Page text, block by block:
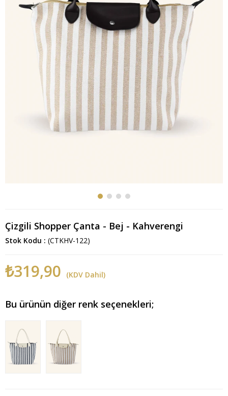
Çizgili Shopper Çanta - Bej - Kahverengi
Stok Kodu (CTKHV-122)
₺319,90 (KDV Dahil)
Bu ürünün diğer renk seçenekleri;